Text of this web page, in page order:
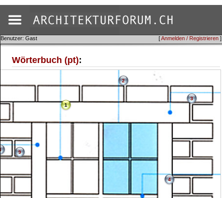
[Anmelden / Registrieren ]
Benutzer: Gast
Wörterbuch (pt):
1
2
3
4
9